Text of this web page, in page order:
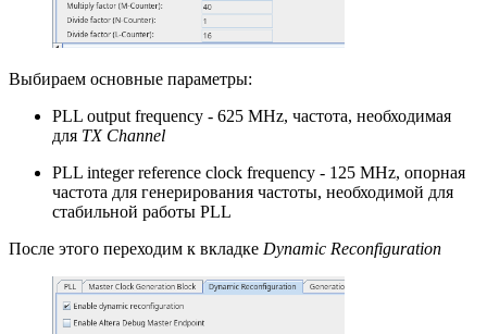
Выбираем основные параметры:
PLL output frequency - 625 MHz, частота, необходимая
для TX Channel
PLL integer reference clock frequency - 125 MHz, опорная
частота для генерирования частоты, необходимой для
стабильной работы PLL
После этого переходим к вкладке Dynamic Reconfiguration